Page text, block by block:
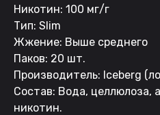
Никотин: 100 мг/г
Тип: Slim
Жжение: Выше среднего
Паков: 20 шт.
Производитель: Iceberg
Состав: Вода, целлюлоза,
никотин.